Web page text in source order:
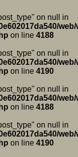
on null in
web/
on line 4188
on null in
web/
on line 4190
on null in
web/
on line 4188
on null in
web/
on line 4190